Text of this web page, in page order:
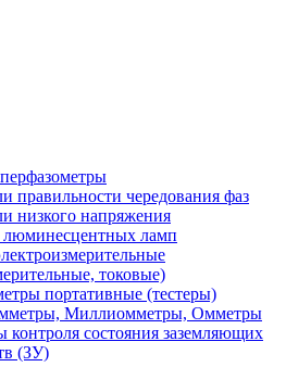
правильности чередования фаз
низкого напряжения
люминесцентных ламп
токовые)
портативные (тестеры)
Миллиомметры, Омметры
контроля состояния заземляющих
(ЗУ)